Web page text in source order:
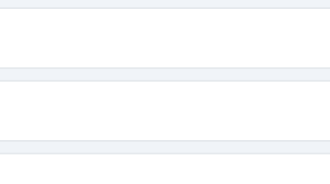
giá theo số lượng.